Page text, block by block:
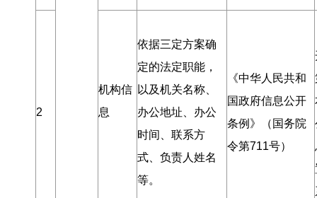
2
机构信
息
依据三定方案确
定的法定职能 ，
以及机关名称、
办公地址、办公
时间、联系方
式、负责人姓名
等。
《中华人民共和
国政府信息公开
条例》（国务院
令第711号）